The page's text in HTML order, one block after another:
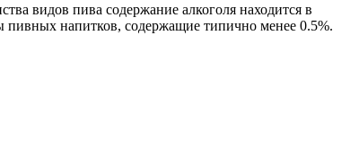
видов пива содержание алкоголя находится в
пивных напитков, содержащие типично менее 0.5%.